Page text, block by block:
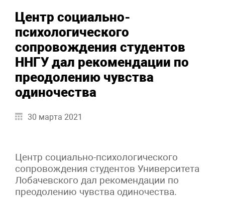
Центр социально-
психологического
сопровождения студентов
ННГУ дал рекомендации по
преодолению чувства
одиночества
30 марта 2021
Центр социально-психологического
сопровождения студентов Университета
Лобачевского дал рекомендации по
преодолению чувства одиночества.